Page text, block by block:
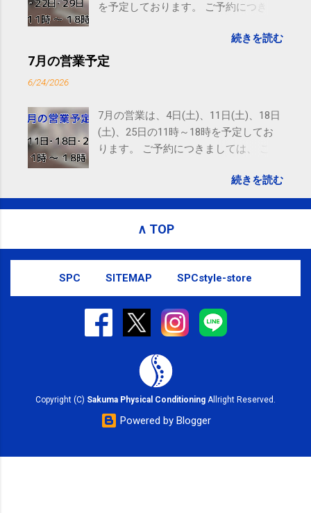
を予定しております。 ご予約につきま
す。 電話に出られないことがあります
ので、ご予約、お問い合わせは
続きを読む
7月の営業予定
6/24/2026
7月の営業は、4日(土)、11日(土)、18日
(土)、25日の11時～18時を予定してお
ります。 ご予約につきましては、 こち
れないことがありますので、ご予約、
お問い合わせはSMS（ショートメッセ
続きを読む
∧ TOP
SPC SITEMAP SPCstyle-store
Copyright (C) Sakuma Physical Conditioning Allright Reserved.
Powered by Blogger